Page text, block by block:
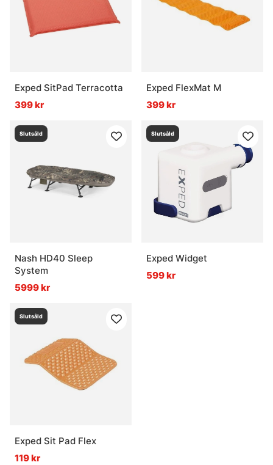
Exped SitPad Terracotta
399 kr
Exped FlexMat M
399 kr
Slutsåld
Nash HD40 Sleep
System
5999 kr
Slutsåld
Exped Widget
599 kr
Slutsåld
Exped Sit Pad Flex
119 kr